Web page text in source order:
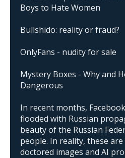
Boys to Hate Women
Bullshido: reality or fraud?
OnlyFans - nudity for sale
Mystery Boxes - Why and
Dangerous
In recent months,
flooded with Russian
beauty of the Russian
people. In reality, these
doctored images and AI